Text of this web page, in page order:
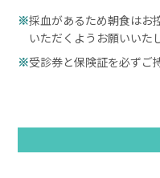
採血があるため朝食はお
いただくようお願いいた
受診券と保険証を必ずご